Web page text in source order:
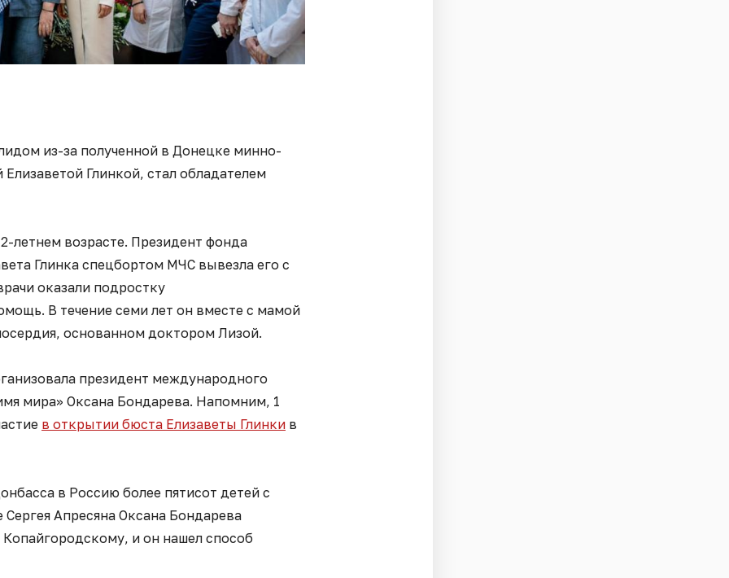
из-за полученной в Донецке минно-
Глинкой, стал обладателем
летнем возрасте. Президент фонда
Глинка спецбортом МЧС вывезла его с
оказали подростку
В течение семи лет он вместе с мамой
основанном доктором Лизой.
президент международного
мира» Оксана Бондарева. Напомним, 1
в открытии бюста Елизаветы Глинки в
в Россию более пятисот детей с
Апресяна Оксана Бондарева
и он нашел способ